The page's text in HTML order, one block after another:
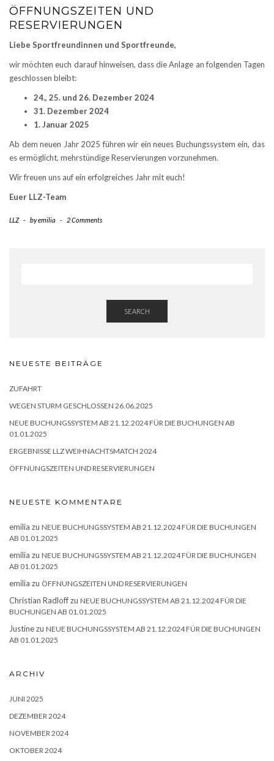
ÖFFNUNGSZEITEN UND
RESERVIERUNGEN
Liebe Sportfreundinnen und Sportfreunde,
wir möchten euch darauf hinweisen, dass die Anlage an folgenden Tagen
geschlossen bleibt:
24., 25. und 26. Dezember 2024
31. Dezember 2024
1. Januar 2025
Ab dem neuen Jahr 2025 führen wir ein neues Buchungssystem ein, das
es ermöglicht, mehrstündige Reservierungen vorzunehmen.
Wir freuen uns auf ein erfolgreiches Jahr mit euch!
Euer LLZ-Team
LLZ - byemilia - 2 Comments
SEARCH
NEUESTE BEITRÄGE
ZUFAHRT
WEGEN STURM GESCHLOSSEN 26.06.2025
NEUE BUCHUNGSSYSTEM AB 21.12.2024 FÜR DIE BUCHUNGEN AB
01.01.2025
ERGEBNISSE LLZ WEIHNACHTSMATCH 2024
ÖFFNUNGSZEITEN UND RESERVIERUNGEN
NEUESTE KOMMENTARE
emilia zu NEUE BUCHUNGSSYSTEM AB 21.12.2024 FÜR DIE BUCHUNGEN
AB 01.01.2025
emilia zu NEUE BUCHUNGSSYSTEM AB 21.12.2024 FÜR DIE BUCHUNGEN
AB 01.01.2025
emilia zu ÖFFNUNGSZEITEN UND RESERVIERUNGEN
Christian Radloffzu NEUE BUCHUNGSSYSTEM AB 21.12.2024 FÜR DIE
BUCHUNGEN AB 01.01.2025
Justinezu NEUE BUCHUNGSSYSTEM AB 21.12.2024 FÜR DIE BUCHUNGEN
AB 01.01.2025
ARCHIV
JUNI 2025
DEZEMBER 2024
NOVEMBER 2024
OKTOBER 2024